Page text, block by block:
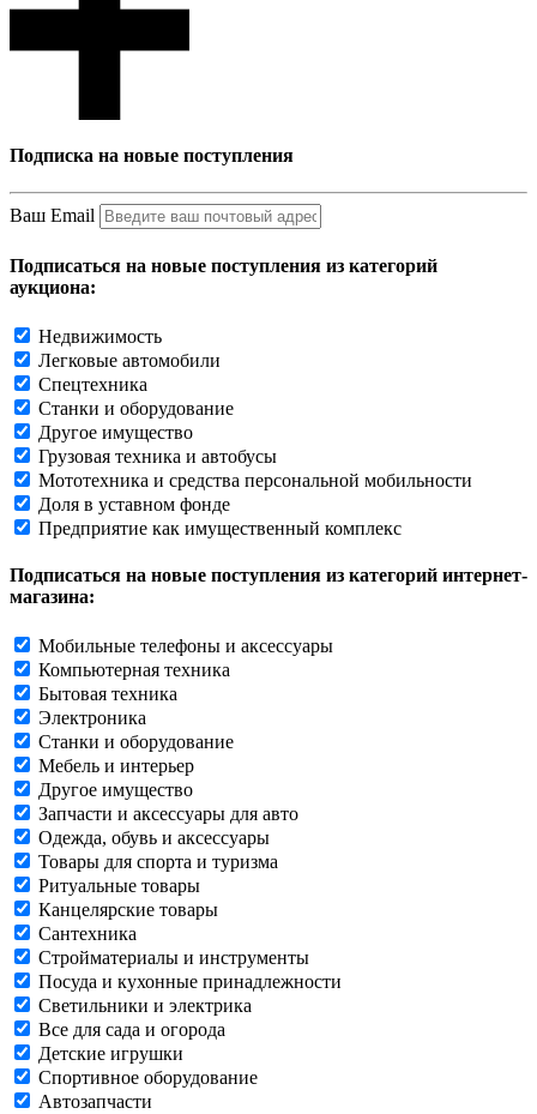
Подписка на новые поступления
Ваш Email
Подписаться на новые поступления из категорий
аукциона:
Недвижимость
Легковые автомобили
Спецтехника
Станки и оборудование
Другое имущество
Грузовая техника и автобусы
Мототехника и средства персональной мобильности
Доля в уставном фонде
Предприятие как имущественный комплекс
Подписаться на новые поступления из категорий интернет-
магазина:
Мобильные телефоны и аксессуары
Компьютерная техника
Бытовая техника
Электроника
Станки и оборудование
Мебель и интерьер
Другое имущество
Запчасти и аксессуары для авто
Одежда, обувь и аксессуары
Товары для спорта и туризма
Ритуальные товары
Канцелярские товары
Сантехника
Стройматериалы и инструменты
Посуда и кухонные принадлежности
Светильники и электрика
Все для сада и огорода
Детские игрушки
Спортивное оборудование
Автозапчасти